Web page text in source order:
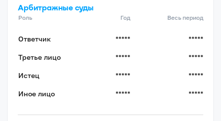
Арбитражные суды
Роль Год Весь период
Ответчик ***** *****
Третье лицо ***** *****
Истец ***** *****
Иное лицо ***** *****